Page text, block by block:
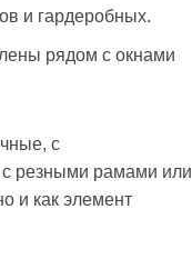
и гардеробных.
рядом с окнами
с
с резными рамами или
и как элемент